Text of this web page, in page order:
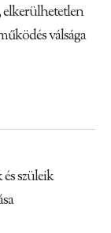
elkerülhetetlen
válsága
szüleik